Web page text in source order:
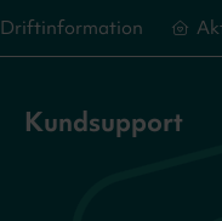
Driftinformation
Aktivera tjänster
Kundsupport